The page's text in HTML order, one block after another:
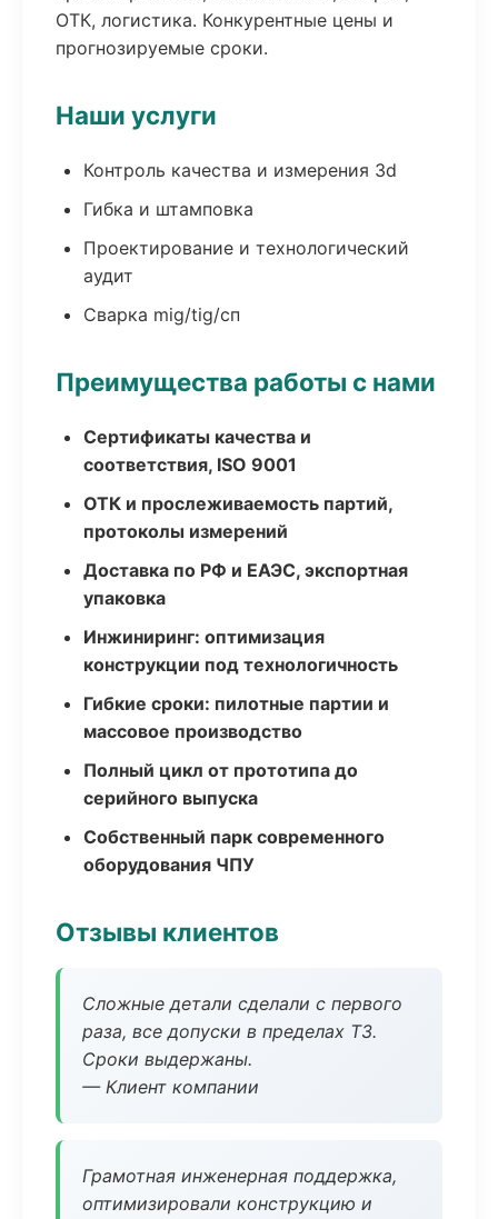
ОТК, логистика. Конкурентные цены и
прогнозируемые сроки.
Наши услуги
Контроль качества и измерения 3d
Гибка и штамповка
Проектирование и технологический
аудит
Сварка mig/tig/сп
Преимущества работы с нами
Сертификаты качества и
соответствия, ISO 9001
ОТК и прослеживаемость партий,
протоколы измерений
Доставка по РФ и ЕАЭС, экспортная
упаковка
Инжиниринг: оптимизация
конструкции под технологичность
Гибкие сроки: пилотные партии и
массовое производство
Полный цикл от прототипа до
серийного выпуска
Собственный парк современного
оборудования ЧПУ
Отзывы клиентов
Сложные детали сделали с первого
раза, все допуски в пределах ТЗ.
Сроки выдержаны.
— Клиент компании
Грамотная инженерная поддержка,
оптимизировали конструкцию и